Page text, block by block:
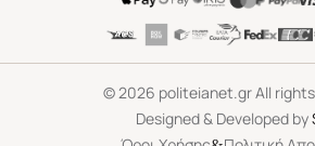
©2026 politeianet.gr All
Designed & Developed by